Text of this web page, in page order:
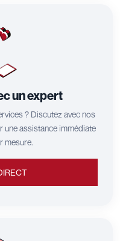
un expert
? Discutez avec nos
une assistance immédiate
mesure.